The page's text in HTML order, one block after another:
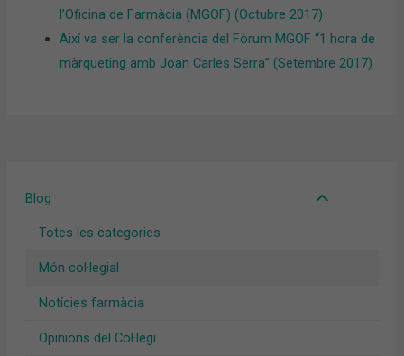
Blog
Totes les categories
Món col·legial
Notícies farmàcia
Opinions del Col·legi
l’Oficina de Farmàcia (MGOF) (Octubre 2017)
Així va ser la conferència del Fòrum MGOF “1 hora de
màrqueting amb Joan Carles Serra” (Setembre 2017)